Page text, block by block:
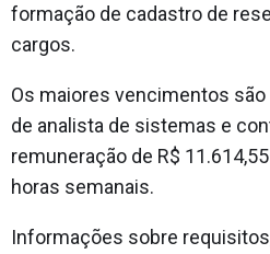
formação de cadastro de
cargos.
Os maiores vencimentos
de analista de sistemas e
remuneração de R$
horas semanais.
Informações sobre